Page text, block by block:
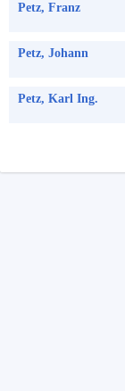
Petz, Franz
Petz, Johann
Petz, Karl Ing.